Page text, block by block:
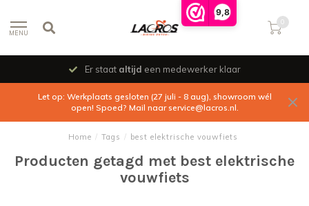
9,8
MENU
0
Er staat altijd een medewerker klaar
Let op: Werkplaats gesloten (27 juli - 8 aug), showroom wél
open! Spoed? Mail naarservice@lacros.nl.
Home / Tags / best elektrische vouwfiets
Producten getagd met best elektrische
vouwfiets